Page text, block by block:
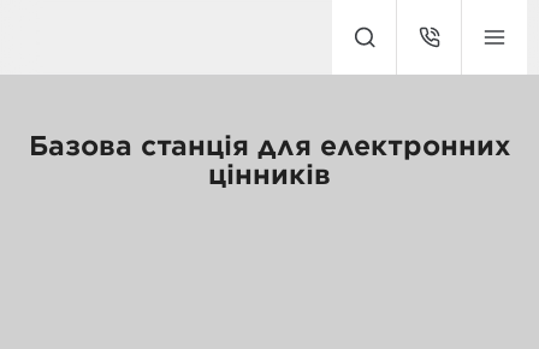
Базова станція для електронних
цінників